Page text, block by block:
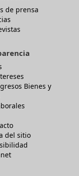
de prensa
Bienes y
del sitio